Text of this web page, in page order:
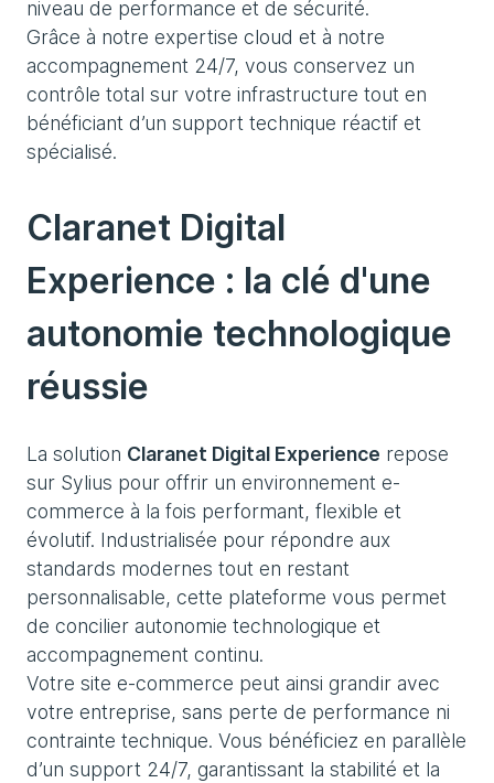
niveau de performance et de sécurité.
Grâce à notre expertise cloud et à notre
accompagnement 24/7, vous conservez un
contrôle total sur votre infrastructure tout en
bénéficiant d’un support technique réactif et
spécialisé.
Claranet Digital
Experience : la clé d'une
autonomie technologique
réussie
La solution Claranet Digital Experience repose
sur Sylius pour offrir un environnement e-
commerce à la fois performant, flexible et
évolutif. Industrialisée pour répondre aux
standards modernes tout en restant
personnalisable, cette plateforme vous permet
de concilier autonomie technologique et
accompagnement continu.
Votre site e-commerce peut ainsi grandir avec
votre entreprise, sans perte de performance ni
contrainte technique. Vous bénéficiez en parallèle
d’un support 24/7, garantissant la stabilité et la